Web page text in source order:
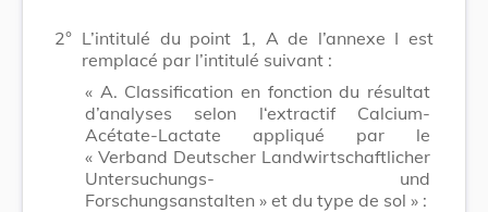
2° L’intitulé du point 1, A de l’annexe I est
remplacé par l’intitulé suivant :
« A. Classification en fonction du résultat
d’analyses selon l‘extractif Calcium-
Acétate-Lactate appliqué par le
« Verband Deutscher Landwirtschaftlicher
Untersuchungs- und
Forschungsanstalten » et du type de sol » :